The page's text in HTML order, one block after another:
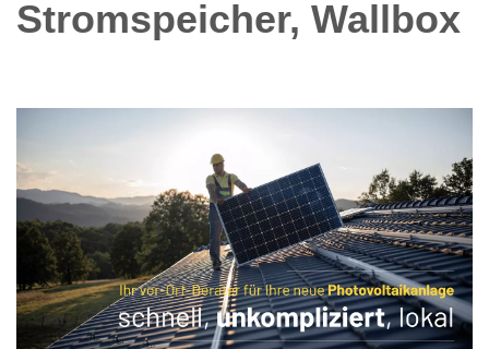
Stromspeicher, Wallbox